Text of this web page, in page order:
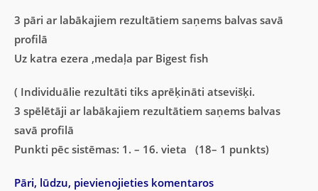
3 pāri ar labākajiem rezultātiem saņems balvas savā
profilā
Uz katra ezera ,medaļa par Bigest fish
( Individuālie rezultāti tiks aprēķināti atsevišķi.
3 spēlētāji ar labākajiem rezultātiem saņems balvas
savā profilā
Punkti pēc sistēmas: 1. – 16. vieta (18– 1 punkts)
Pāri, lūdzu, pievienojieties komentaros